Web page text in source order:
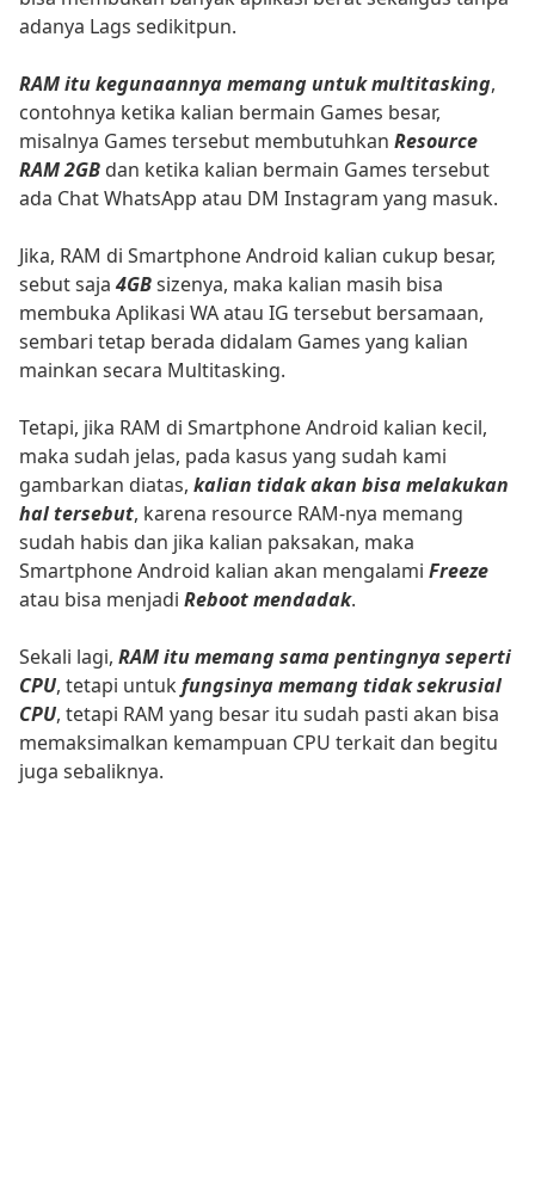
adanya Lags sedikitpun.
RAM itu kegunaannya memang untuk multitasking,
contohnya ketika kalian bermain Games besar,
misalnya Games tersebut membutuhkan Resource
RAM 2GB dan ketika kalian bermain Games tersebut
ada Chat WhatsApp atau DM Instagram yang masuk.
Jika, RAM di Smartphone Android kalian cukup besar,
sebut saja 4GBsizenya, maka kalian masih bisa
membuka Aplikasi WA atau IG tersebut bersamaan,
sembari tetap berada didalam Games yang kalian
mainkan secara Multitasking.
Tetapi, jika RAM di Smartphone Android kalian kecil,
maka sudah jelas, pada kasus yang sudah kami
gambarkan diatas, kalian tidak akan bisa melakukan
hal tersebut, karena resource RAM-nya memang
sudah habis dan jika kalian paksakan, maka
Smartphone Android kalian akan mengalami Freeze
atau bisa menjadi Reboot mendadak.
Sekali lagi, RAM itu memang sama pentingnya seperti
CPU, tetapi untukfungsinya memang tidak sekrusial
CPU, tetapi RAM yang besar itu sudah pasti akan bisa
memaksimalkan kemampuan CPU terkait dan begitu
juga sebaliknya.